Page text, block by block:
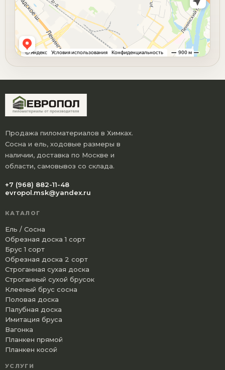
Продажа пиломатериалов в Химках.
Сосна и ель, ходовые размеры в
наличии, доставка по Москве и
области, самовывоз со склада.
+7 (968) 882-11-48
evropol.msk@yandex.ru
КАТАЛОГ
Ель / Сосна
Обрезная доска 1 сорт
Брус 1 сорт
Обрезная доска 2 сорт
Строганная сухая доска
Строганный сухой брусок
Клееный брус сосна
Половая доска
Палубная доска
Имитация бруса
Вагонка
Планкен прямой
Планкен косой
УСЛУГИ